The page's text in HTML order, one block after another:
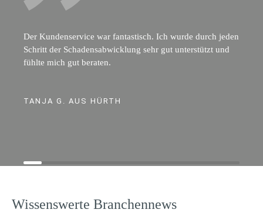
Der Kundenservice war fantastisch. Ich wurde durch jeden
Schritt der Schadensabwicklung sehr gut unterstützt und
fühlte mich gut beraten.
TANJA G. AUS HÜRTH
Wissenswerte Branchennews